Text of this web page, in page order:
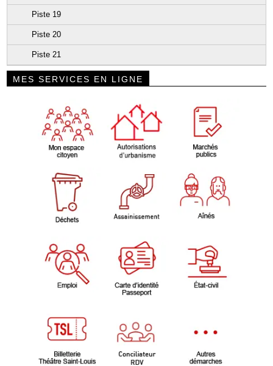
Piste 19
Piste 20
Piste 21
MES SERVICES EN LIGNE